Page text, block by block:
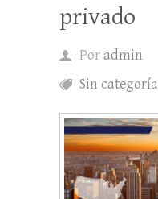
privado
Por admin
Sin categoría